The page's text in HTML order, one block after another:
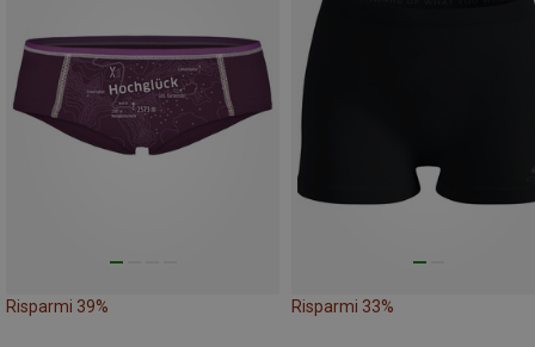
Risparmi 39% Risparmi 33%